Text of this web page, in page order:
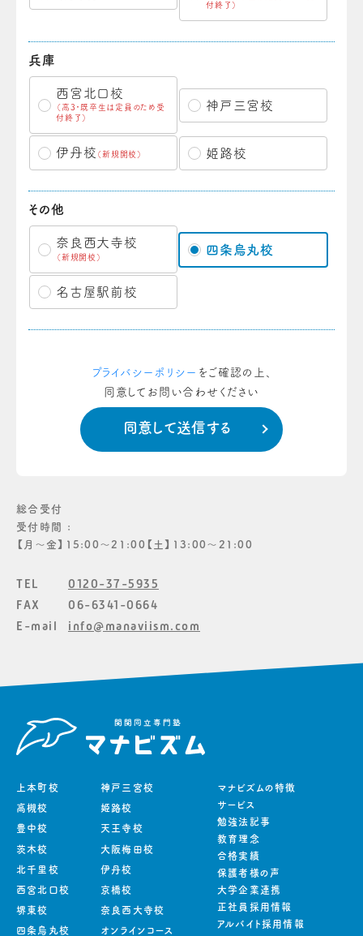
付終了）
兵庫
西宮北口校
（高3・既卒生は定員のため受
付終了）
神戸三宮校
伊丹校 （新規開校） 姫路校
その他
奈良西大寺校
（新規開校）
四条烏丸校
名古屋駅前校
プライバシーポリシー をご確認の上、
同意してお問い合わせください
総合受付
受付時間 :
【月〜金】15:00〜21:00【土】13:00〜21:00
TEL
0120-37-5935
FAX
06-6341-0664
E-mail
info@manaviism.com
上本町校
高槻校
豊中校
茨木校
北千里校
西宮北口校
堺東校
四条烏丸校
神戸三宮校
姫路校
天王寺校
大阪梅田校
伊丹校
京橋校
奈良西大寺校
オンラインコース
マナビズムの特徴
サービス
勉強法記事
教育理念
合格実績
保護者様の声
大学企業連携
正社員採用情報
アルバイト採用情報